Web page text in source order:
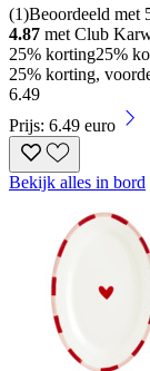
(1)Beoordeeld met
4.87 met Club
25% korting25%
25% korting,
6.49
Prijs: 6.49 euro
Bekijk alles in bord